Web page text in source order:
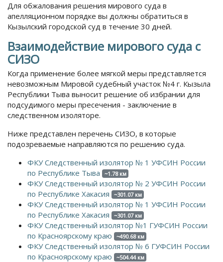
Для обжалования решения мирового суда в
апелляционном порядке вы должны обратиться в
Кызылский городской суд в течение 30 дней.
Взаимодействие мирового суда с
СИЗО
Когда применение более мягкой меры представляется
невозможным Мировой судебный участок №4 г. Кызыла
Республики Тыва выносит решение об избрании для
подсудимого меры пресечения - заключение в
следственном изоляторе.
Ниже представлен перечень СИЗО, в которые
подозреваемые направляются по решению суда.
ФКУ Следственный изолятор № 1 УФСИН России
по Республике Тыва
~1.78 км
ФКУ Следственный изолятор № 2 УФСИН России
по Республике Хакасия
~301.07 км
ФКУ Следственный изолятор № 1 УФСИН России
по Республике Хакасия
~301.07 км
ФКУ Следственный изолятор №1 ГУФСИН России
по Красноярскому краю
~490.68 км
ФКУ Следственный изолятор № 6 ГУФСИН России
по Красноярскому краю
~504.44 км